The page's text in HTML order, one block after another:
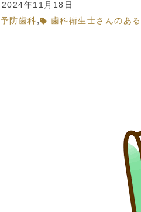
2024年11月18日
予防歯科 , 歯科衛生士さんのあ